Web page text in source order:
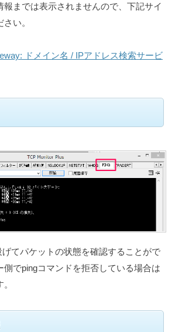
報までは表示されませんので、下記サイ
い。
ドメイン名 / IPアドレス検索サービ
てパケットの状態を確認することがで
側でpingコマンドを拒否している場合は